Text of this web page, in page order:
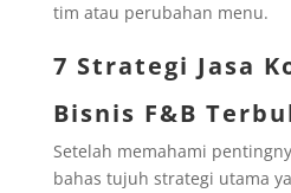
tim atau perubahan menu.
7 Strategi Jasa
Bisnis F&B
Setelah memahami
bahas tujuh strategi utama